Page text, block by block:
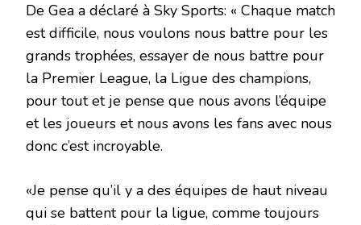
De Gea a déclaré à Sky Sports: « Chaque match
est difficile, nous voulons nous battre pour les
grands trophées, essayer de nous battre pour
la Premier League, la Ligue des champions,
pour tout et je pense que nous avons l’équipe
et les joueurs et nous avons les fans avec nous
donc c’est incroyable.
«Je pense qu’il y a des équipes de haut niveau
qui se battent pour la ligue, comme toujours